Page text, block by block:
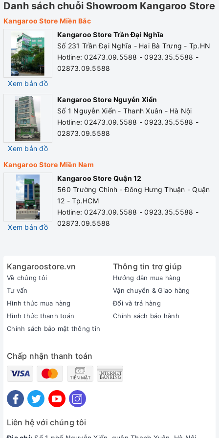
- Tùy chọn các chế độ nước theo yêu cầu
- Có công tắc nguồn riêng cho nguồn nóng, nguồn lạnh
- Có thể ngắt nguồn riêng cho bầu nóng, bầu lạnh mà không
ảnh hưởng đến nguồn cấp cho máy RO
Tính năng an toàn
- Nguồn cấp cho bầu nóng có cầu chì bảo vệ
- Có Snap nhiệt 93 C bảo vệ khi quá nhiệt
Lắp đặt thuận tiện
- Phía sau máy có 2 vị trí chờ (dạng nối nhanh) dùng để cấp
nguồn nước và đường nước thải độc lập, thuận tiện trong lắp
đặt
Đèn báo chức năng
- Đèn đỏ sáng: Báo thanh nhiệt đang gia nhiệt cho bầu nóng
- Đèn vàng sáng: Bầu nóng không có nước và thanh nhiệt đã
đun khô
Danh sách chuỗi Showroom Kangaroo Store
Kangaroo Store Miền Bắc
Xem bản đồ
Kangaroo Store Trần Đại Nghĩa
Số 231 Trần Đại Nghĩa - Hai Bà Trưng - Tp.HN
Hotline: 02473.09.5588 - 0923.35.5588 -
02873.09.5588
Xem bản đồ
Kangaroo Store Nguyễn Xiển
Số 1 Nguyễn Xiển - Thanh Xuân - Hà Nội
Hotline: 02473.09.5588 - 0923.35.5588 -
02873.09.5588
Kangaroo Store Miền Nam
Xem bản đồ
Kangaroo Store Quận 12
560 Trường Chinh - Đông Hưng Thuận - Quận
12 - Tp.HCM
Hotline: 02473.09.5588 - 0923.35.5588 -
02873.09.5588
Kangaroostore.vn
Về chúng tôi
Tư vấn
Hình thức mua hàng
Hình thức thanh toán
Chính sách bảo mật thông tin
Thông tin trợ giúp
Hướng dẫn mua hàng
Vận chuyển & Giao hàng
Đổi và trả hàng
Chính sách bảo hành
Chấp nhận thanh toán
Liên hệ với chúng tôi